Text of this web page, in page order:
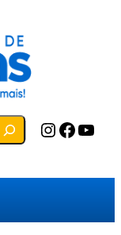
Instagram Facebook YouTube